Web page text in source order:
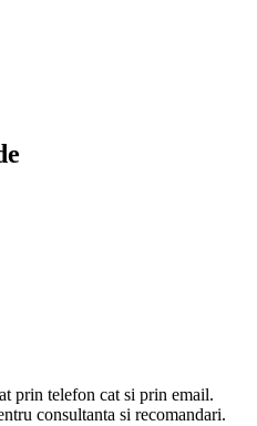
prin telefon cat si prin email.
consultanta si recomandari.